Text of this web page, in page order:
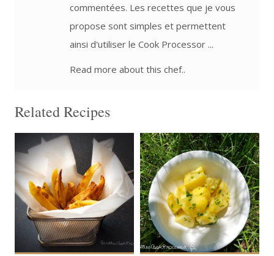
commentées. Les recettes que je vous
propose sont simples et permettent
ainsi d'utiliser le Cook Processor ...
Read more about this chef..
Related Recipes
4 personnes
40 Min
4 personnes
30 Min